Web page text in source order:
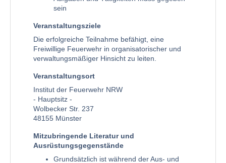
sein
Veranstaltungsziele
Die erfolgreiche Teilnahme befähigt, eine
Freiwillige Feuerwehr in organisatorischer und
verwaltungsmäßiger Hinsicht zu leiten.
Veranstaltungsort
Institut der Feuerwehr NRW
- Hauptsitz -
Wolbecker Str. 237
48155 Münster
Mitzubringende Literatur und
Ausrüstungsgegenstände
Grundsätzlich ist während der Aus- und